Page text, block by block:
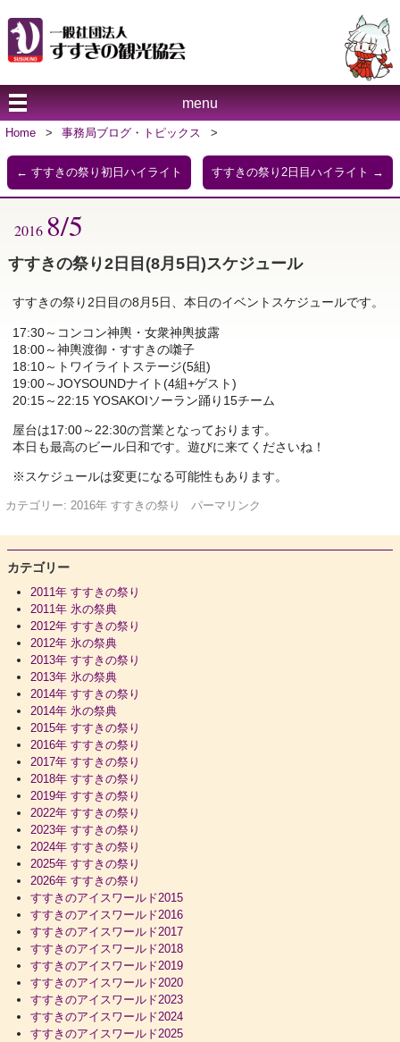
menu
Home > 事務局ブログ・トピックス >
← すすきの祭り初日ハイライト すすきの祭り2日目ハイライト →
2016 8/5
すすきの祭り2日目(8月5日)スケジュール
すすきの祭り2日目の8月5日、本日のイベントスケジュールです。
17:30～コンコン神輿・女衆神輿披露
18:00～神輿渡御・すすきの囃子
18:10～トワイライトステージ(5組)
19:00～JOYSOUNDナイト(4組+ゲスト)
20:15～22:15 YOSAKOIソーラン踊り15チーム
屋台は17:00～22:30の営業となっております。
本日も最高のビール日和です。遊びに来てくださいね！
※スケジュールは変更になる可能性もあります。
カテゴリー: 2016年 すすきの祭り パーマリンク
カテゴリー
2011年 すすきの祭り
2011年 氷の祭典
2012年 すすきの祭り
2012年 氷の祭典
2013年 すすきの祭り
2013年 氷の祭典
2014年 すすきの祭り
2014年 氷の祭典
2015年 すすきの祭り
2016年 すすきの祭り
2017年 すすきの祭り
2018年 すすきの祭り
2019年 すすきの祭り
2022年 すすきの祭り
2023年 すすきの祭り
2024年 すすきの祭り
2025年 すすきの祭り
2026年 すすきの祭り
すすきのアイスワールド2015
すすきのアイスワールド2016
すすきのアイスワールド2017
すすきのアイスワールド2018
すすきのアイスワールド2019
すすきのアイスワールド2020
すすきのアイスワールド2023
すすきのアイスワールド2024
すすきのアイスワールド2025